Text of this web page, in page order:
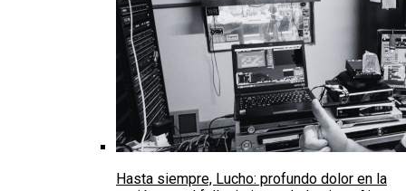
Hasta siempre, Lucho: profundo dolor en la